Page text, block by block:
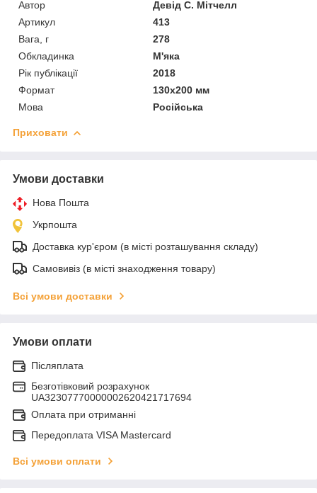
Автор
Девід С. Мітчелл
Артикул
413
Вага, г
278
Обкладинка
М'яка
Рік публікації
2018
Формат
130х200 мм
Мова
Російська
Приховати
Умови доставки
Нова Пошта
Укрпошта
Доставка кур'єром (в місті розташування складу)
Самовивіз (в місті знаходження товару)
Всі умови доставки
Умови оплати
Післяплата
Безготівковий розрахунок
UA32307770000002620421717694
Оплата при отриманні
Передоплата VISA Mastercard
Всі умови оплати